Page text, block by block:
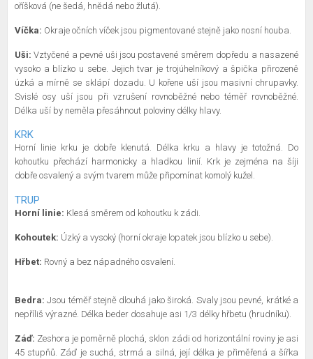
oříšková (ne šedá, hnědá nebo žlutá).
Víčka: Okraje očních víček jsou pigmentované stejně jako nosní houba.
Uši: Vztyčené a pevné uši jsou postavené směrem dopředu a nasazené
vysoko a blízko u sebe. Jejich tvar je trojúhelníkový a špička přirozeně
úzká a mírně se sklápí dozadu. U kořene uší jsou masivní chrupavky.
Svislé osy uší jsou při vzrušení rovnoběžné nebo téměř rovnoběžné.
Délka uší by neměla přesáhnout poloviny délky hlavy.
KRK
Horní linie krku je dobře klenutá. Délka krku a hlavy je totožná. Do
kohoutku přechází harmonicky a hladkou linií. Krk je zejména na šíji
dobře osvalený a svým tvarem může připomínat komolý kužel.
TRUP
Horní linie: Klesá směrem od kohoutku k zádi.
Kohoutek: Úzký a vysoký (horní okraje lopatek jsou blízko u sebe).
Hřbet: Rovný a bez nápadného osvalení.
Bedra: Jsou téměř stejně dlouhá jako široká. Svaly jsou pevné, krátké a
nepříliš výrazné. Délka beder dosahuje asi 1/3 délky hřbetu (hrudníku).
Záď: Zeshora je poměrně plochá, sklon zádi od horizontální roviny je asi
45 stupňů. Záď je suchá, strmá a silná, její délka je přiměřená a šířka